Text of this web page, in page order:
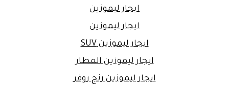
ايجار ليموزين
ايجار ليموزين
ايجار ليموزين SUV
ايجار ليموزين المطار
ايجار ليموزين رنج روفر